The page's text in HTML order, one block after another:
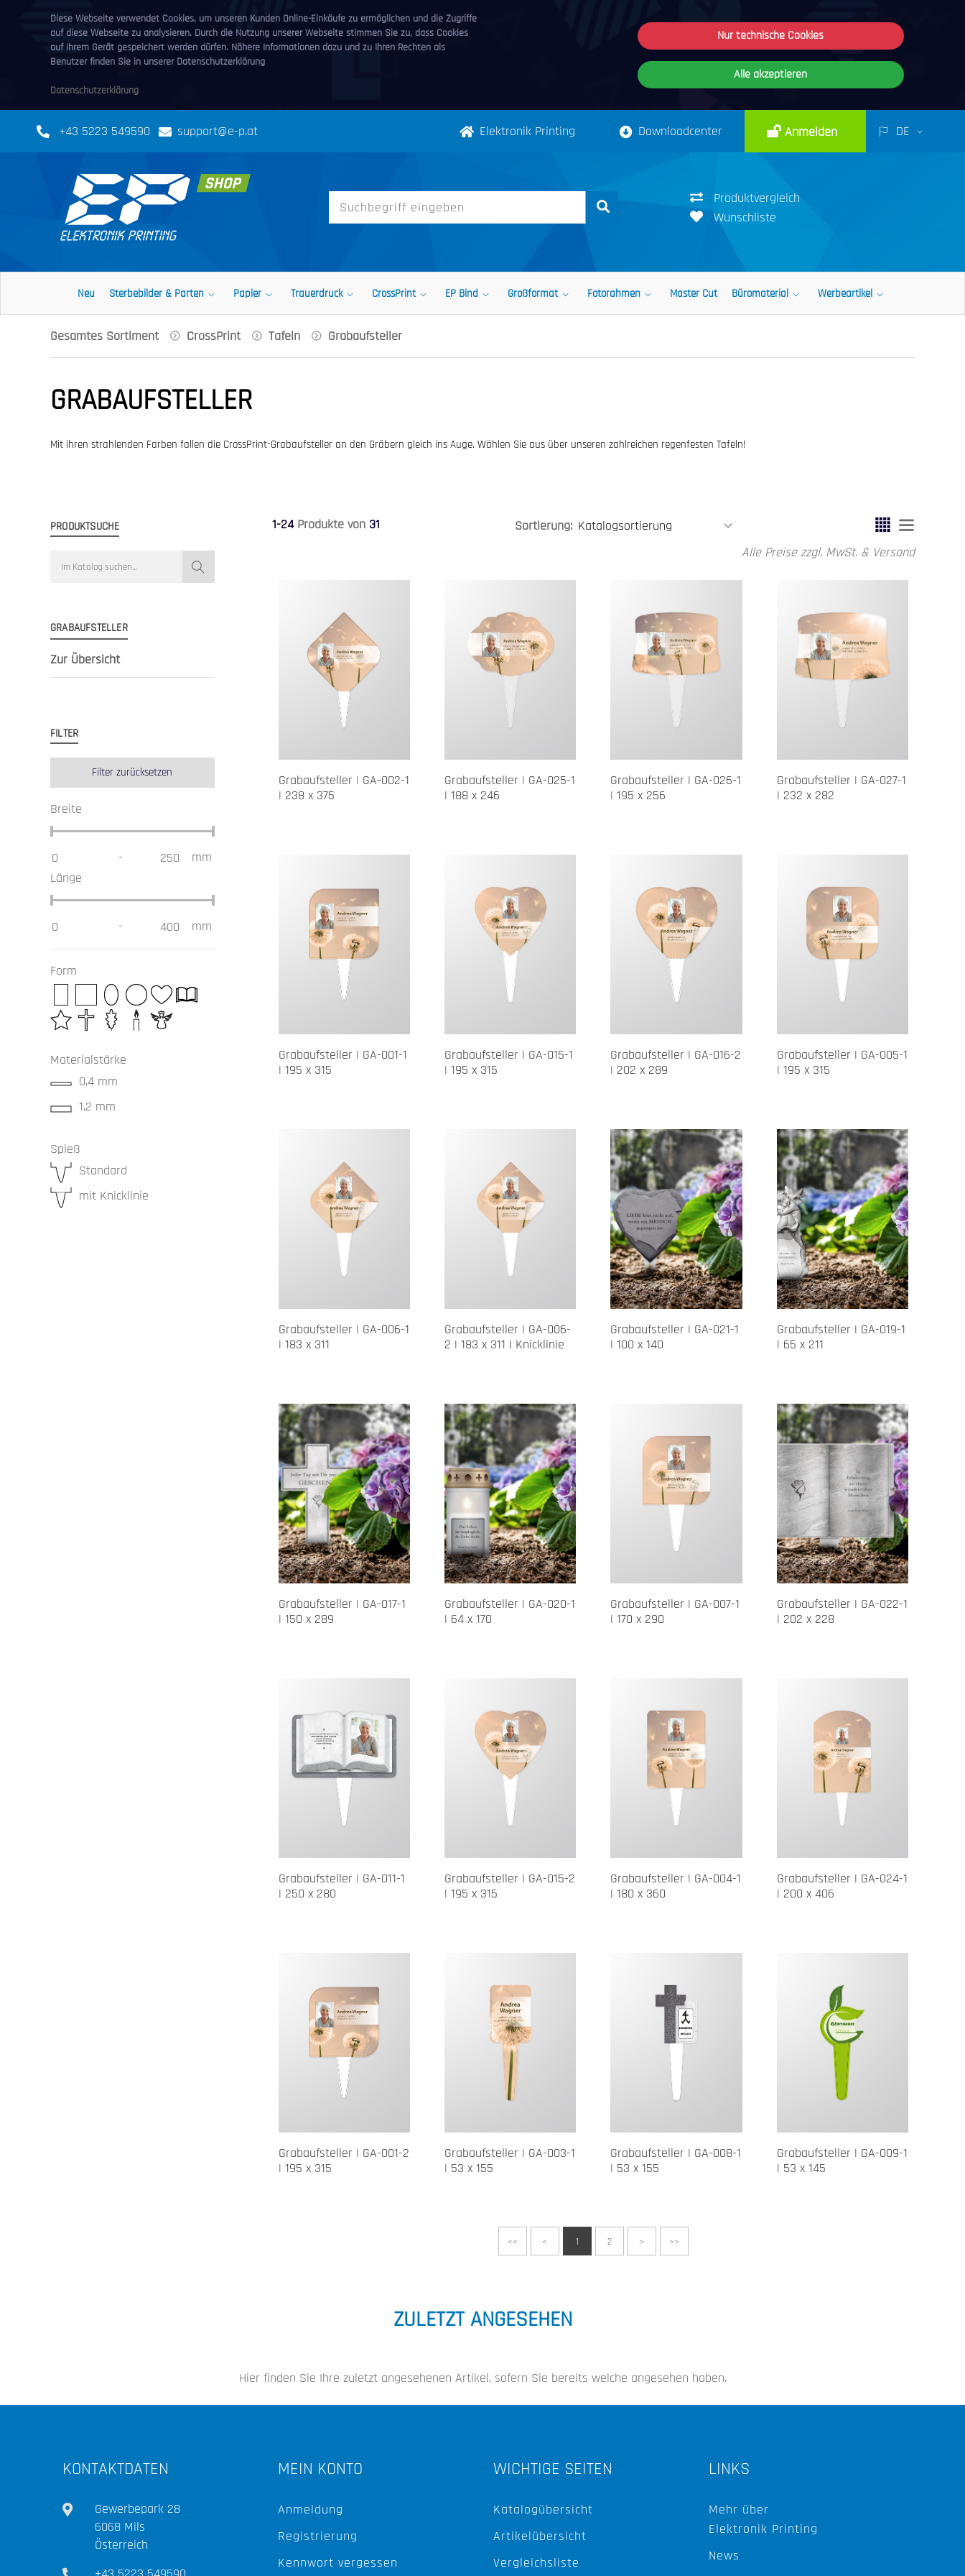
Diese Webseite verwendet Cookies, um unseren Kunden Online-Einkäufe zu ermöglichen und die Zugriffe
auf diese Webseite zu analysieren. Durch die Nutzung unserer Webseite stimmen Sie zu, dass Cookies
auf Ihrem Gerät gespeichert werden dürfen. Nähere Informationen dazu und zu Ihren Rechten als
Benutzer finden Sie in unserer Datenschutzerklärung
Datenschutzerklärung
Nur technische Cookies
Alle akzeptieren
+43 5223 549590 support@e-p.at Elektronik Printing Downloadcenter Anmelden DE
Produktvergleich
Wunschliste
Neu Sterbebilder & Parten Papier Trauerdruck CrossPrint EP Bind Großformat Fotorahmen Master Cut Büromaterial Werbeartikel
Gesamtes Sortiment CrossPrint Tafeln Grabaufsteller
GRABAUFSTELLER
Mit ihren strahlenden Farben fallen die CrossPrint-Grabaufsteller an den Gräbern gleich ins Auge. Wählen Sie aus über unseren zahlreichen regenfesten Tafeln!
PRODUKTSUCHE
GRABAUFSTELLER
Zur Übersicht
FILTER
Filter zurücksetzen
Breite
-
mm
Länge
- mm
Form
Materialstärke
0,4 mm
1,2 mm
Spieß
Standard
mit Knicklinie
1-24Produkte von 31
Sortierung:
Alle Preise zzgl. MwSt. & Versand
Grabaufsteller | GA-002-1
| 238 x 375
Grabaufsteller | GA-025-1
| 188 x 246
Grabaufsteller | GA-026-1
| 195 x 256
Grabaufsteller | GA-027-1
| 232 x 282
Grabaufsteller | GA-001-1
| 195 x 315
Grabaufsteller | GA-015-1
| 195 x 315
Grabaufsteller | GA-016-2
| 202 x 289
Grabaufsteller | GA-005-1
| 195 x 315
Grabaufsteller | GA-006-1
| 183 x 311
Grabaufsteller | GA-006-
2 | 183 x 311 I Knicklinie
Grabaufsteller | GA-021-1
| 100 x 140
Grabaufsteller | GA-019-1
| 65 x 211
Grabaufsteller | GA-017-1
| 150 x 289
Grabaufsteller | GA-020-1
| 64 x 170
Grabaufsteller | GA-007-1
| 170 x 290
Grabaufsteller | GA-022-1
| 202 x 228
Grabaufsteller | GA-011-1
| 250 x 280
Grabaufsteller | GA-015-2
| 195 x 315
Grabaufsteller | GA-004-1
| 180 x 360
Grabaufsteller | GA-024-1
| 200 x 406
Grabaufsteller | GA-001-2
| 195 x 315
Grabaufsteller | GA-003-1
| 53 x 155
Grabaufsteller | GA-008-1
| 53 x 155
Grabaufsteller | GA-009-1
| 53 x 145
<< < 1 2 > >>
ZULETZT ANGESEHEN
Hier finden Sie Ihre zuletzt angesehenen Artikel, sofern Sie bereits welche angesehen haben.
KONTAKTDATEN
Gewerbepark 28
6068 Mils
Österreich
MEIN KONTO
Anmeldung
Registrierung
Kennwort vergessen
WICHTIGE SEITEN
Katalogübersicht
Artikelübersicht
Vergleichsliste
LINKS
Mehr über
Elektronik Printing
News